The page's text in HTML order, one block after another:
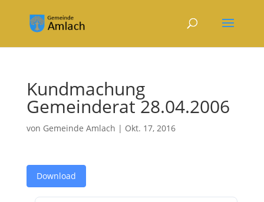
Kundmachung
Gemeinderat 28.04.2006
von Gemeinde Amlach | Okt. 17, 2016
Download